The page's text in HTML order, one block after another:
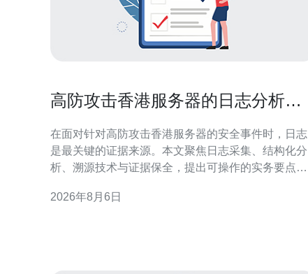
高防攻击香港服务器的日志分析与
在面对针对高防攻击香港服务器的安全事件时，日志
是最关键的证据来源。本文聚焦日志采集、结构化分
析、溯源技术与证据保全，提出可操作的实务要点，
务器的日志体系搭建 构建可审计的日志体系，是高防
2026年8月6日